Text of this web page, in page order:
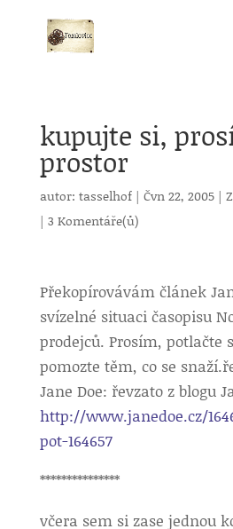
kupujte si,
prostor
autor: tasselhof| Čvn 22, 2005|
| 3 Komentáře(ů)
Překopírovávám článek
svízelné situaci časopisu
prodejců. Prosím, potlačte
pomozte těm, co se snaží.
Jane Doe: řevzato z blogu
http://www.janedoe.cz/
pot-164657
***************
včera sem si zase jednou